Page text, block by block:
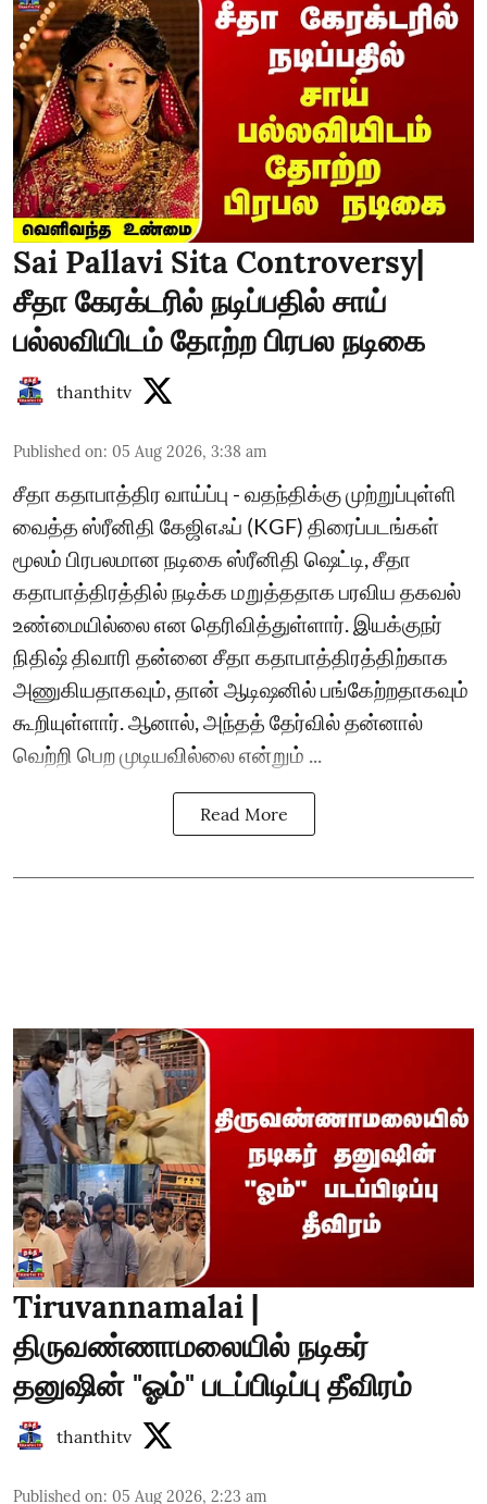
Sai Pallavi Sita Controversy|
சீதா கேரக்டரில் நடிப்பதில் சாய்
பல்லவியிடம் தோற்ற பிரபல நடிகை
thanthitv
Published on: 05 Aug 2026, 3:38 am
சீதா கதாபாத்திர வாய்ப்பு - வதந்திக்கு முற்றுப்புள்ளி
வைத்த ஸ்ரீனிதி கேஜிஎஃப் (KGF) திரைப்படங்கள்
மூலம் பிரபலமான நடிகை ஸ்ரீனிதி ஷெட்டி, சீதா
கதாபாத்திரத்தில் நடிக்க மறுத்ததாக பரவிய தகவல்
உண்மையில்லை என தெரிவித்துள்ளார். இயக்குநர்
நிதிஷ் திவாரி தன்னை சீதா கதாபாத்திரத்திற்காக
அணுகியதாகவும், தான் ஆடிஷனில் பங்கேற்றதாகவும்
கூறியுள்ளார். ஆனால், அந்தத் தேர்வில் தன்னால்
வெற்றி பெற முடியவில்லை என்றும் ...
Read More
Tiruvannamalai |
திருவண்ணாமலையில் நடிகர்
தனுஷின் "ஓம்" படப்பிடிப்பு தீவிரம்
thanthitv
Published on: 05 Aug 2026, 2:23 am